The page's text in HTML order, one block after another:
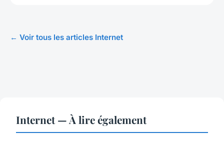
← Voir tous les articles Internet
Internet — À lire également